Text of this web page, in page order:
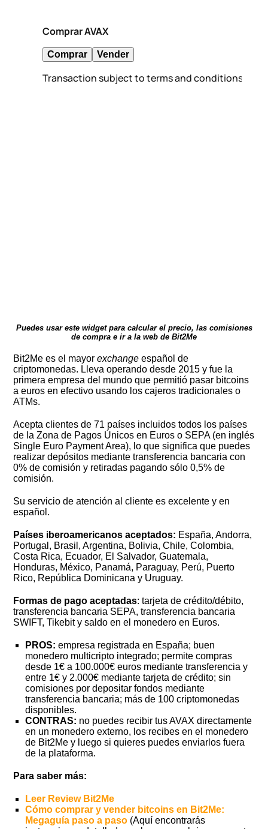
Puedes usar este widget para calcular el precio, las comisiones
de compra e ir a la web de Bit2Me
Bit2Me es el mayorexchange español de
criptomonedas. Lleva operando desde 2015 y fue la
primera empresa del mundo que permitió pasar bitcoins
a euros en efectivo usando los cajeros tradicionales o
ATMs.
Acepta clientes de 71 países incluidos todos los países
de la Zona de Pagos Únicos en Euros o SEPA (en inglés
Single Euro Payment Area), lo que significa que puedes
realizar depósitos mediante transferencia bancaria con
0% de comisión y retiradas pagando sólo 0,5% de
comisión.
Su servicio de atención al cliente es excelente y en
español.
Países iberoamericanos aceptados: España, Andorra,
Portugal, Brasil, Argentina, Bolivia, Chile, Colombia,
Costa Rica, Ecuador, El Salvador, Guatemala,
Honduras, México, Panamá, Paraguay, Perú, Puerto
Rico, República Dominicana y Uruguay.
Formas de pago aceptadas: tarjeta de crédito/débito,
transferencia bancaria SEPA, transferencia bancaria
SWIFT, Tikebit y saldo en el monedero en Euros.
PROS:empresa registrada en España; buen
monedero multicripto integrado; permite compras
desde 1€ a 100.000€ euros mediante transferencia y
entre 1€ y 2.000€ mediante tarjeta de crédito; sin
comisiones por depositar fondos mediante
transferencia bancaria; más de 100 criptomonedas
disponibles.
CONTRAS: no puedes recibir tus AVAX directamente
en un monedero externo, los recibes en el monedero
de Bit2Me y luego si quieres puedes enviarlos fuera
de la plataforma.
Para saber más:
Leer Review Bit2Me
Cómo comprar y vender bitcoins en Bit2Me:
Megaguía paso a paso (Aquí encontrarás